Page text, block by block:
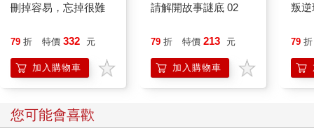
刪掉容易，忘掉很難
79 折 特價 332 元
加入購物車
請解開故事謎底 02
79 折 特價 213 元
加入購物車
叛逆
79 折
您可能會喜歡